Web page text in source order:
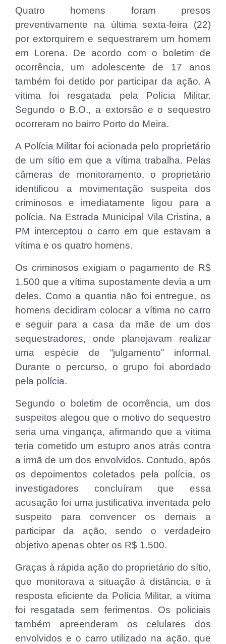
Quatro homens foram presos
preventivamente na última sexta-feira (22)
por extorquirem e sequestrarem um homem
em Lorena. De acordo com o boletim de
ocorrência, um adolescente de 17 anos
também foi detido por participar da ação. A
vítima foi resgatada pela Polícia Militar.
Segundo o B.O., a extorsão e o sequestro
ocorreram no bairro Porto do Meira.
A Polícia Militar foi acionada pelo proprietário
de um sítio em que a vítima trabalha. Pelas
câmeras de monitoramento, o proprietário
identificou a movimentação suspeita dos
criminosos e imediatamente ligou para a
polícia. Na Estrada Municipal Vila Cristina, a
PM interceptou o carro em que estavam a
vítima e os quatro homens.
Os criminosos exigiam o pagamento de R$
1.500 que a vítima supostamente devia a um
deles. Como a quantia não foi entregue, os
homens decidiram colocar a vítima no carro
e seguir para a casa da mãe de um dos
sequestradores, onde planejavam realizar
uma espécie de “julgamento” informal.
Durante o percurso, o grupo foi abordado
pela polícia.
Segundo o boletim de ocorrência, um dos
suspeitos alegou que o motivo do sequestro
seria uma vingança, afirmando que a vítima
teria cometido um estupro anos atrás contra
a irmã de um dos envolvidos. Contudo, após
os depoimentos coletados pela polícia, os
investigadores concluíram que essa
acusação foi uma justificativa inventada pelo
suspeito para convencer os demais a
participar da ação, sendo o verdadeiro
objetivo apenas obter os R$ 1.500.
Graças à rápida ação do proprietário do sítio,
que monitorava a situação à distância, e à
resposta eficiente da Polícia Militar, a vítima
foi resgatada sem ferimentos. Os policiais
também apreenderam os celulares dos
envolvidos e o carro utilizado na ação, que